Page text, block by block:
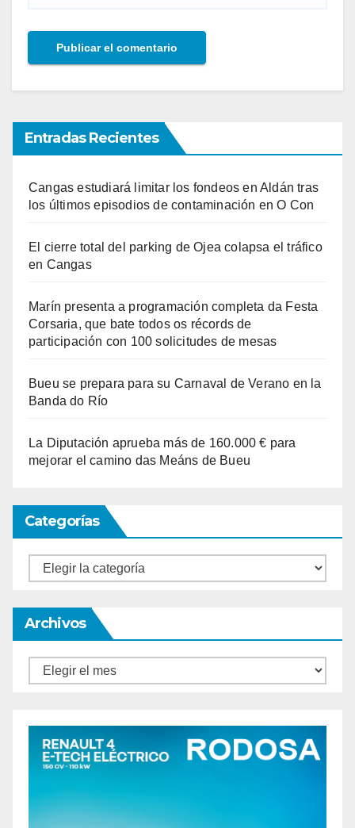
Entradas Recientes
Cangas estudiará limitar los fondeos en Aldán tras
los últimos episodios de contaminación en O Con
El cierre total del parking de Ojea colapsa el tráfico
en Cangas
Marín presenta a programación completa da Festa
Corsaria, que bate todos os récords de
participación con 100 solicitudes de mesas
Bueu se prepara para su Carnaval de Verano en la
Banda do Río
La Diputación aprueba más de 160.000 € para
mejorar el camino das Meáns de Bueu
Categorías
Categorías
Archivos
Archivos